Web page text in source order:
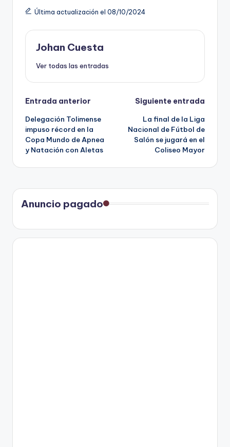
Última actualización el 08/10/2024
Johan Cuesta
Ver todas las entradas
Navegación
de
entradas
Entrada anterior
Delegación Tolimense
impuso récord en la
Copa Mundo de Apnea
y Natación con Aletas
Siguiente entrada
La final de la Liga
Nacional de Fútbol de
Salón se jugará en el
Coliseo Mayor
Anuncio pagado